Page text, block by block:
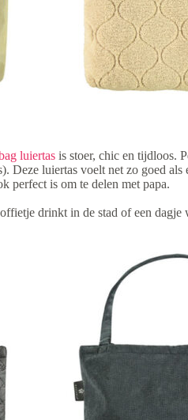
luiertas is stoer, chic en tijdloos.
Deze luiertas voelt net zo goed
perfect is om te delen met papa.
drinkt in de stad of een